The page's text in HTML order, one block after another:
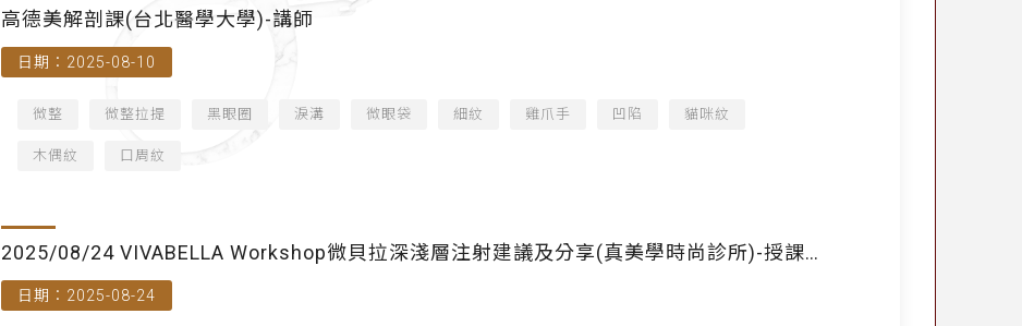
高德美解剖課(台北醫學大學)-講師
日期：2025-08-10
微整 微整拉提 黑眼圈 淚溝 微眼袋 細紋 雞爪手 凹陷 貓咪紋
木偶紋 口周紋
2025/08/24 VIVABELLA Workshop微貝拉深淺層注射建議及分享(真美學時尚診所)-授課
講師日期：2025-08-24